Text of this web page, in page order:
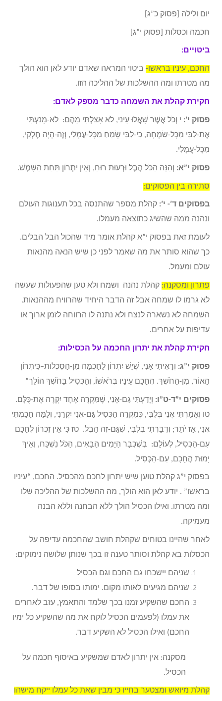
יום ולילה [פסוק כ”ג]
חכמה וכסלות [פסוק י”ג]
ביטויים:
החכם, עיניו בראשו- ביטוי המראה שאדם יודע לאן הוא הולך
מה מטרתו ומה ההשלכות של ההליכה הזו.
חקירת קהלת את השמחה כדבר מספק לאדם:
פסוק י’: י וְכֹל אֲשֶׁר שָׁאֲלוּ עֵינַי, לֹא אָצַלְתִּי מֵהֶם: לֹא-מָנַעְתִּי
אֶת-לִבִּי מִכָּל-שִׂמְחָה, כִּי-לִבִּי שָׂמֵחַ מִכָּל-עֲמָלִי, וְזֶה-הָיָה חֶלְקִי,
מִכָּל-עֲמָלִי.
פסוק י”א: וְהִנֵּה הַכֹּל הֶבֶל וּרְעוּת רוּחַ, וְאֵין יִתְרוֹן תַּחַת הַשָּׁמֶשׁ.
סתירה בין הפסוקים:
בפסוקים ד’- י’: קהלת מספר שהתנסה בכל תענוגות העולם
ונהנה ממה שהשיג כתוצאה מעמלו.
לעומת זאת בפסוק י”א קהלת אומר מיד שהכול הבל הבלים.
כך שהוא סותר את מה שאמר לפני כן שיש הנאה מהנאות
עולם ומעמל.
פתרון ומסקנה: קהלת נהנה ושמח ולא טען שהפעולות שעשה
לא גרמו לו שמחה אבל זה הדבר היחיד שהרוויח מההנאות.
השמחה לא נשארה לנצח ולא נתנה לו הרווחה לזמן ארוך או
עדיפות על אחרים.
חקירת קהלת את יתרון החכמה על הכסילות:
פסוק י”ג: וְרָאִיתִי אָנִי, שֶׁיֵּשׁ יִתְרוֹן לַחָכְמָה מִן-הַסִּכְלוּת–כִּיתְרוֹן
הָאוֹר, מִן-הַחֹשֶׁךְ. הֶחָכָם עֵינָיו בְּרֹאשׁוֹ, וְהַכְּסִיל בַּחֹשֶׁךְ הוֹלֵך”
פסוקים י”ד-ט”ו: וְיָדַעְתִּי גַם-אָנִי, שֶׁמִּקְרֶה אֶחָד יִקְרֶה אֶת-כֻּלָּם.
טו וְאָמַרְתִּי אֲנִי בְּלִבִּי, כְּמִקְרֵה הַכְּסִיל גַּם-אֲנִי יִקְרֵנִי, וְלָמָּה חָכַמְתִּי
אֲנִי, אָז יֹתֵר; וְדִבַּרְתִּי בְלִבִּי, שֶׁגַּם-זֶה הָבֶל. טז כִּי אֵין זִכְרוֹן לֶחָכָם
עִם-הַכְּסִיל, לְעוֹלָם: בְּשֶׁכְּבָר הַיָּמִים הַבָּאִים, הַכֹּל נִשְׁכָּח, וְאֵיךְ
יָמוּת הֶחָכָם, עִם-הַכְּסִיל.
בפסוק י”ג קהלת טוען שיש יתרון לחכם מהכסיל. החכם, “עיניו
בראשו” . יודע לאן הוא הולך, מה ההשלכות של ההליכה שלו
ומה מטרתו. ואילו הכסיל הולך ללא הבחנה וללא הבנה
מעמיקה.
לאחר שהיינו בטוחים שקהלת חושב שהחכמה עדיפה על
הכסלות בא קהלת וסותר טענה זו בכך שנותן שלושה נימוקים:
שניהם יישכחו גם החכם וגם הכסיל
שניהם מגיעים לאותו מקום. ימותו בסופו של דבר.
החכם שהשקיע זמנו בכך שלמד והתאמץ, עזב לאחרים
את עמלו (לפעמים הכסיל לוקח את מה שהשקיע כל ימיו
החכם) ואילו הכסיל לא השקיע דבר.
מסקנה: אין יתרון לאדם שמשקיע באיסוף חכמה על
הכסיל.
קהלת מיואש ומצטער בחייו כי מבין שאת כל עמלו ייקח מישהו